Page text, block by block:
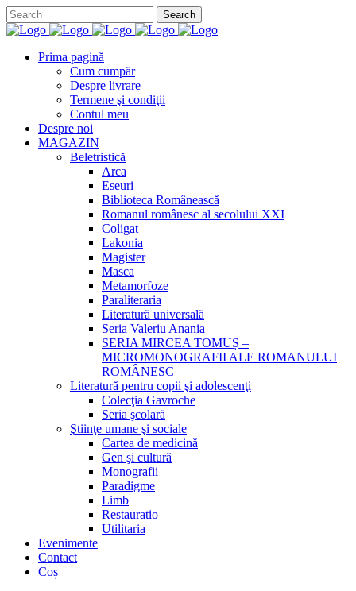
Prima pagină
Cum cumpăr
Despre livrare
Termene şi condiţii
Contul meu
Despre noi
MAGAZIN
Beletristică
Arca
Eseuri
Biblioteca Românească
Romanul românesc al secolului XXI
Coligat
Lakonia
Magister
Masca
Metamorfoze
Paraliteraria
Literatură universală
Seria Valeriu Anania
SERIA MIRCEA TOMUȘ –
MICROMONOGRAFII ALE ROMANULUI
ROMÂNESC
Literatură pentru copii şi adolescenţi
Colecţia Gavroche
Seria şcolară
Ştiinţe umane şi sociale
Cartea de medicină
Gen şi cultură
Monografii
Paradigme
Limb
Restauratio
Utilitaria
Evenimente
Contact
Coș